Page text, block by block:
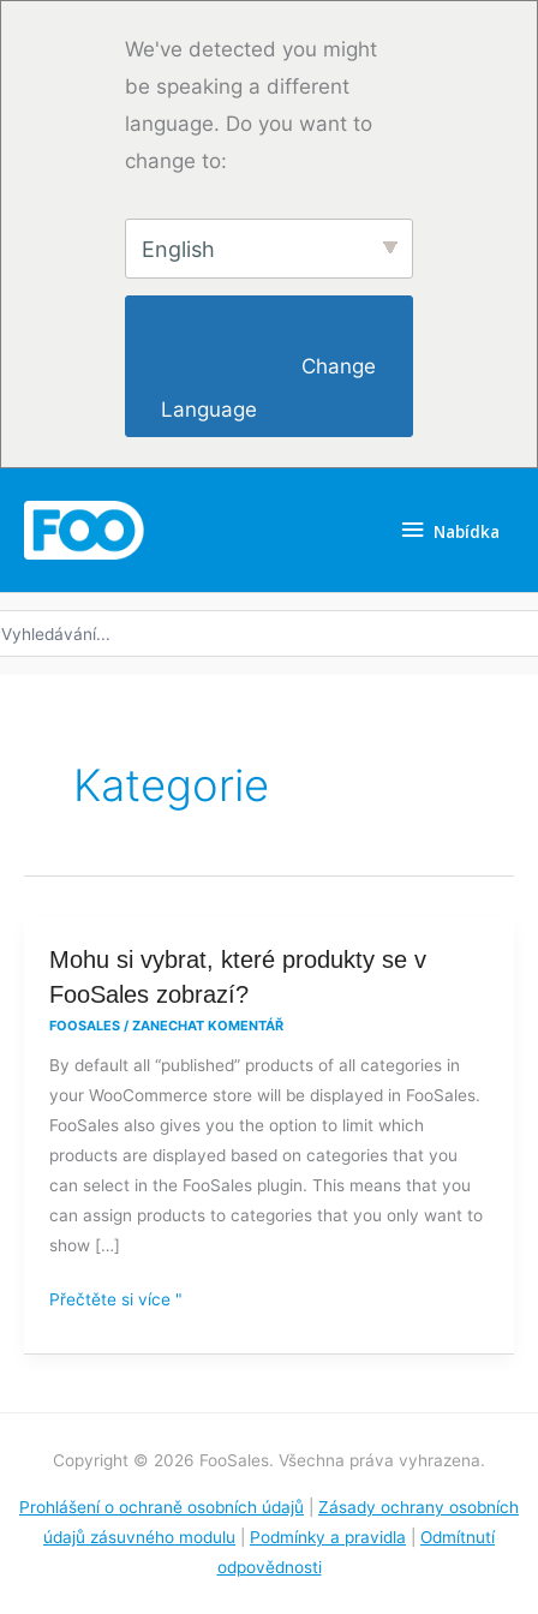
We've detected you might
be speaking a different
language. Do you want to
change to:
English
Language
Nabídka
Kategorie
Mohu si vybrat, které produkty se v
FooSales zobrazí?
FOOSALES / ZANECHAT KOMENTÁŘ
By default all “published” products of all categories in
your WooCommerce store will be displayed in FooSales.
FooSales also gives you the option to limit which
products are displayed based on categories that you
can select in the FooSales plugin. This means that you
can assign products to categories that you only want to
show […]
Mohu
si
produkty
se
v
FooSales
zobrazí?
Přečtěte si více "
Copyright © 2026 FooSales. Všechna práva vyhrazena.
Prohlášení o ochraně osobních údajů
Zásady ochrany osobních
údajů zásuvného modulu
Podmínky a pravidla
Odmítnutí
odpovědnosti